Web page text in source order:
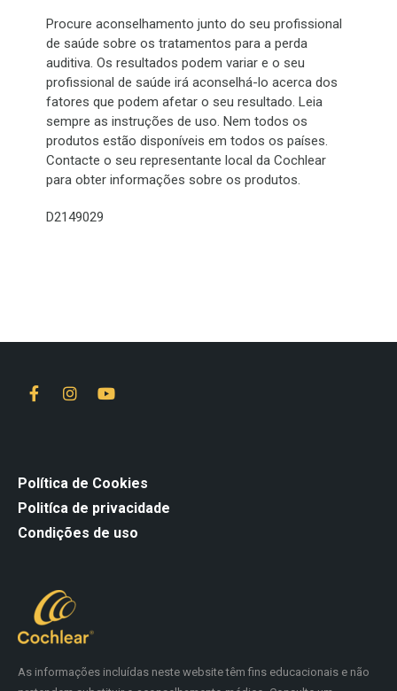
Procure aconselhamento junto do seu profissional
de saúde sobre os tratamentos para a perda
auditiva. Os resultados podem variar e o seu
profissional de saúde irá aconselhá-lo acerca dos
fatores que podem afetar o seu resultado. Leia
sempre as instruções de uso. Nem todos os
produtos estão disponíveis em todos os países.
Contacte o seu representante local da Cochlear
para obter informações sobre os produtos.
D2149029
As informações incluídas neste website têm fins educacionais e não
Política de Cookies
Politíca de privacidade
Condições de uso